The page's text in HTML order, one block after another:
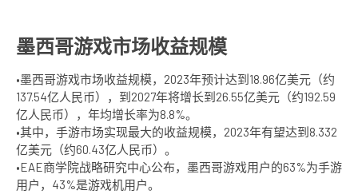
墨西哥游戏市场收益规模
•墨西哥游戏市场收益规模，2023年预计达到18.96亿美元（约
137.54亿人民币），到2027年将增长到26.55亿美元（约192.59
亿人民币），年均增长率为8.8%。
•其中，手游市场实现最大的收益规模，2023年有望达到8.332
亿美元（约60.43亿人民币）。
•EAE商学院战略研究中心公布，墨西哥游戏用户的63%为手游
用户，43%是游戏机用户。